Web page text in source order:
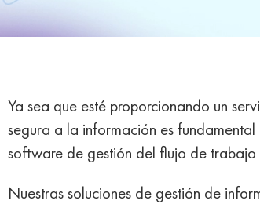
Ya sea que esté proporcionando un
segura a la información es
software de gestión del flujo de
Nuestras soluciones de gestión de